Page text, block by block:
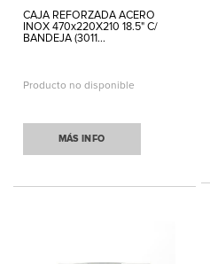
CAJA REFORZADA ACERO
INOX 470x220X210 18.5" C/
BANDEJA (3011...
Producto no disponible
MÁS INFO